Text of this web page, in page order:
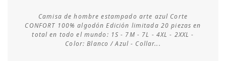
Consultar disponibilidad
Camisa de hombre estampado arte azul Corte
CONFORT 100% algodón Edición limitada 20 piezas en
total en todo el mundo: 1S - 7M - 7L - 4XL - 2XXL -
Color: Blanco / Azul - Collar...